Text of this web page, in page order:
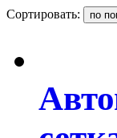
Сортировать: